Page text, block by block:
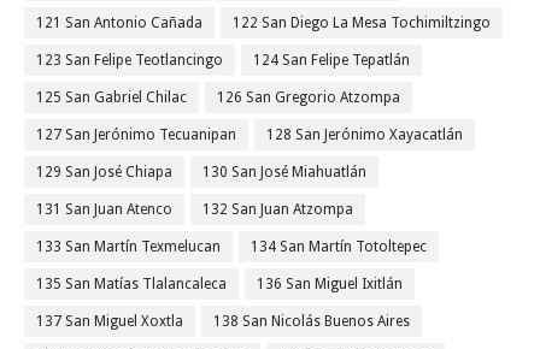
121 San Antonio Cañada 122 San Diego La Mesa Tochimiltzingo
123 San Felipe Teotlancingo 124 San Felipe Tepatlán
125 San Gabriel Chilac 126 San Gregorio Atzompa
127 San Jerónimo Tecuanipan 128 San Jerónimo Xayacatlán
129 San José Chiapa 130 San José Miahuatlán
131 San Juan Atenco 132 San Juan Atzompa
133 San Martín Texmelucan 134 San Martín Totoltepec
135 San Matías Tlalancaleca 136 San Miguel Ixitlán
137 San Miguel Xoxtla 138 San Nicolás Buenos Aires